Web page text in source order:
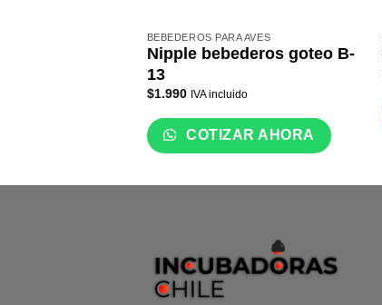
BEBEDEROS PARA AVES
Nipple bebederos goteo B-
13
$1.990 IVA incluido
COTIZAR AHORA